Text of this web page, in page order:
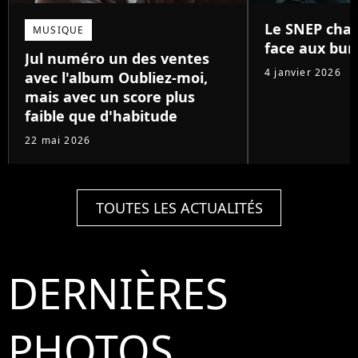
MUSIQUE
Jul numéro un des ventes
avec l'album Oubliez-moi,
mais avec un score plus
faible que d'habitude
22 mai 2026
Le SNEP
face aux
4 janvier 2026
TOUTES LES ACTUALITÉS
DERNIÈRES